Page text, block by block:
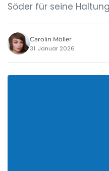
Söder für seine
Carolin Möller
31. Januar 2026